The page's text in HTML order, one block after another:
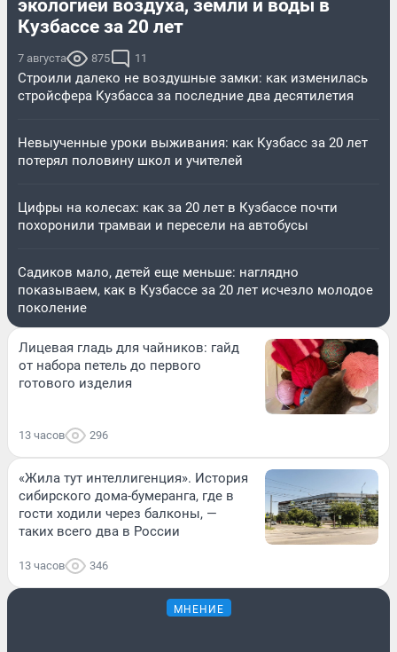
экологией воздуха, земли и воды в
Кузбассе за 20 лет
7 августа 875 11
Строили далеко не воздушные замки: как изменилась
стройсфера Кузбасса за последние два десятилетия
Невыученные уроки выживания: как Кузбасс за 20 лет
потерял половину школ и учителей
Цифры на колесах: как за 20 лет в Кузбассе почти
похоронили трамваи и пересели на автобусы
Садиков мало, детей еще меньше: наглядно
показываем, как в Кузбассе за 20 лет исчезло молодое
поколение
Лицевая гладь для чайников: гайд
от набора петель до первого
готового изделия
13 часов 296
«Жила тут интеллигенция». История
сибирского дома-бумеранга, где в
гости ходили через балконы, —
таких всего два в России
13 часов 346
МНЕНИЕ